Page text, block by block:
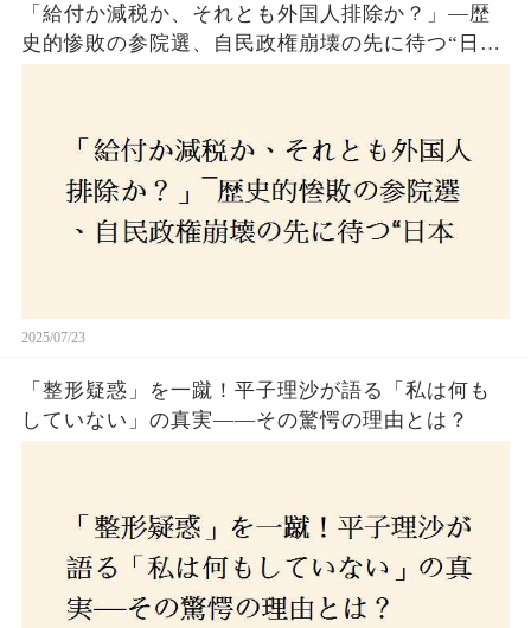
「給付か減税か、それとも外国人排除か？」―歴
史的惨敗の参院選、自民政権崩壊の先に待つ“日本
2025/07/23
「整形疑惑」を一蹴！平子理沙が語る「私は何も
していない」の真実——その驚愕の理由とは？